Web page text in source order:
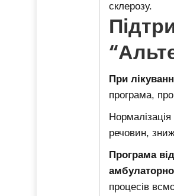
склерозу.
При
програма,
речовин,
Програма
процесів